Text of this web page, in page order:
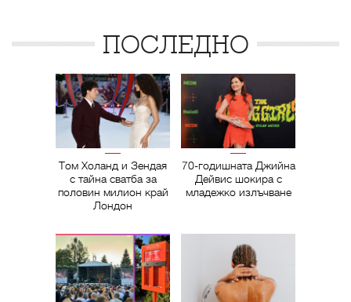
ПОСЛЕДНО
Том Холанд и Зендая
с тайна сватба за
половин милион край
Лондон
70-годишната Джийна
Дейвис шокира с
младежко излъчване